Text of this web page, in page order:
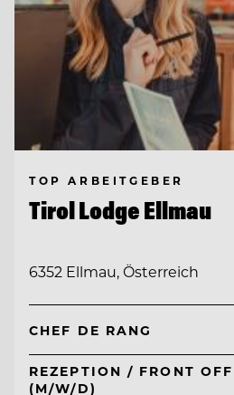
TOP ARBEITGEBER
Tirol Lodge Ellmau
6352 Ellmau, Österreich
CHEF DE RANG
REZEPTION / FRONT
(M/W/D)